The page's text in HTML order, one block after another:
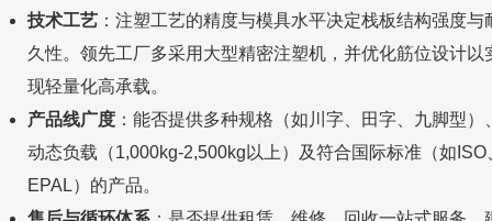
技术工艺 ：注塑工艺的精度与模具水平决定栈板结构强度与
久性。领先工厂多采用大型精密注塑机，并优化筋位设计以
现轻量化高承载。
产品线广度 ：能否提供多种规格（如川字、田字、九脚型）
动态负载（1,000kg-2,500kg以上）及符合国际标准（如ISO
EPAL）的产品。